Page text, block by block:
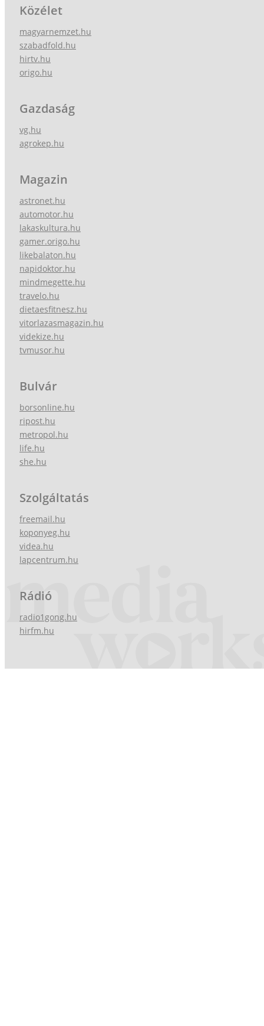
Közélet
magyarnemzet.hu
szabadfold.hu
hirtv.hu
origo.hu
Gazdaság
vg.hu
agrokep.hu
Magazin
astronet.hu
automotor.hu
lakaskultura.hu
gamer.origo.hu
likebalaton.hu
napidoktor.hu
mindmegette.hu
travelo.hu
dietaesfitnesz.hu
vitorlazasmagazin.hu
videkize.hu
tvmusor.hu
Bulvár
borsonline.hu
ripost.hu
metropol.hu
life.hu
she.hu
Szolgáltatás
freemail.hu
koponyeg.hu
videa.hu
lapcentrum.hu
Rádió
radio1gong.hu
hirfm.hu